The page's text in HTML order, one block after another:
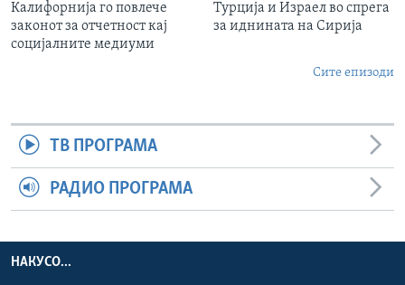
Калифорнија го повлече
законот за отчетност кај
социјалните медиуми
Турција и Израел во спрега
за иднината на Сирија
Сите епизоди
ТВ ПРОГРАМА
РАДИО ПРОГРАМА
НАКУСО...